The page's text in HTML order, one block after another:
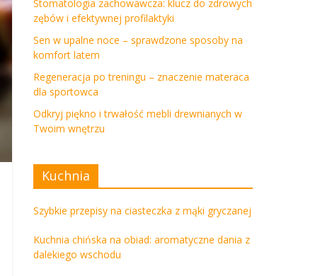
Stomatologia zachowawcza: klucz do zdrowych
zębów i efektywnej profilaktyki
Sen w upalne noce – sprawdzone sposoby na
komfort latem
Regeneracja po treningu – znaczenie materaca
dla sportowca
Odkryj piękno i trwałość mebli drewnianych w
Twoim wnętrzu
Kuchnia
Szybkie przepisy na ciasteczka z mąki gryczanej
Kuchnia chińska na obiad: aromatyczne dania z
dalekiego wschodu